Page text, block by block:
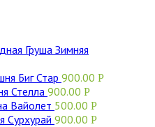
Груша Зимняя
Биг Стар 900.00 Р
Стелла 900.00 Р
Вайолет 500.00 Р
Сурхурай 900.00 Р